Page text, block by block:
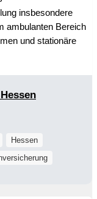
insbesondere
ambulanten Bereich
und stationäre
Hessen